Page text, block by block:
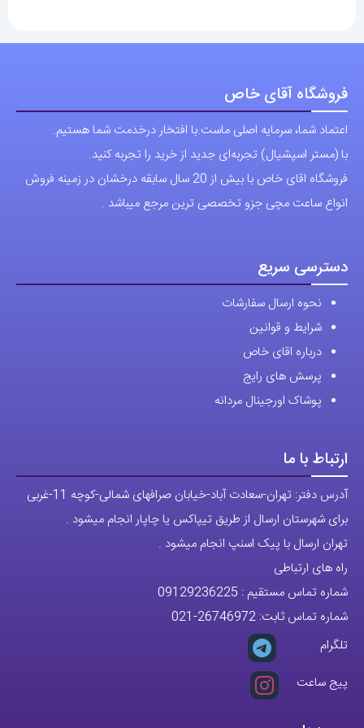
نحوه ارسال سفارشات
شرایط و قوانین
درباره اقای خاص
پرسش های رایج
پوشاک اورجینال مردانه
آدرس دفتر: تهران-سعادت آباد-خیابان صرافهای شمالی-کوچه 11-غربی
برای شهرستان ارسال از طریق تیپاکس یا چاپار انجام میشود .
تهران ارسال با پیک اسنپ انجام میشود .
راه های ارتباطی
شماره تماس مستقیم :
شماره تماس ثابت:26746972
پیج ساعت
مجوزها
تمام حقوق مادی و معنوی این وبسایت متعلق به فروشگاه آقای خاص می